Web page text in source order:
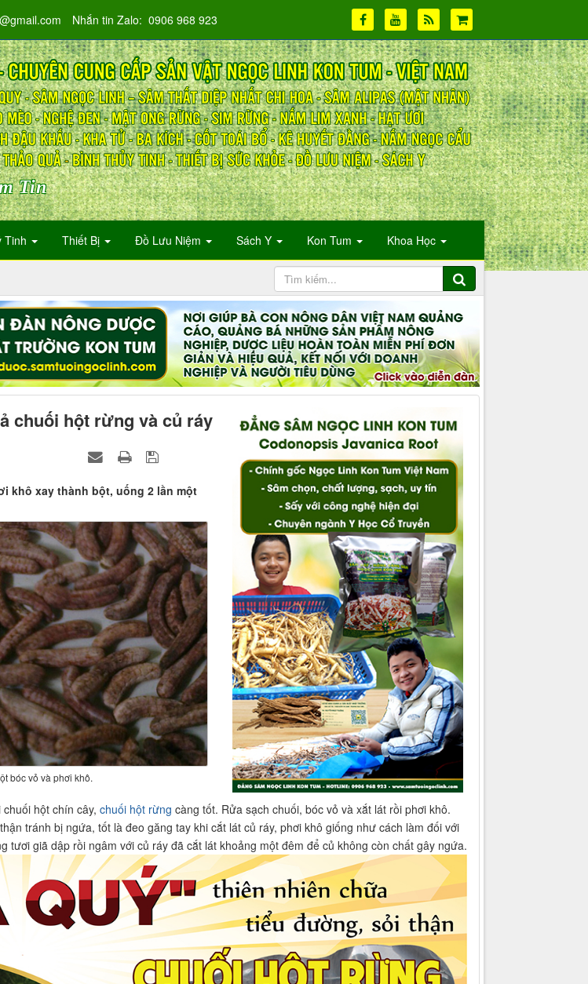
Tin
Tinh Thiết Bị Đồ Lưu Niệm Sách Y Kon Tum Khoa Học
Nhắn tin Zalo: 0906 968 923
chuối hột rừng và củ ráy
khô xay thành bột, uống 2 lần một
bóc vỏ và phơi khô.
hột chín cây, chuối hột rừng càng tốt. Rửa sạch chuối, bóc vỏ và xắt lát rồi phơi khô.
tránh bị ngứa, tốt là đeo găng tay khi cắt lát củ ráy, phơi khô giống như cách làm đối với
tươi giã dập rồi ngâm với củ ráy đã cắt lát khoảng một đêm để củ không còn chất gây ngứa.